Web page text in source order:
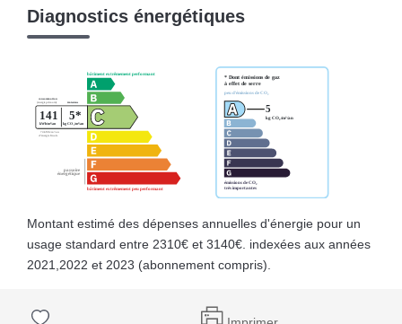
Diagnostics énergétiques
Montant estimé des dépenses annuelles d'énergie pour un
usage standard entre 2310€ et 3140€. indexées aux années
2021,2022 et 2023 (abonnement compris).